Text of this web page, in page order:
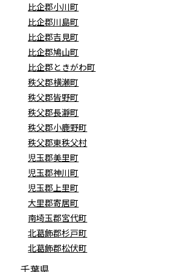
比企郡小川町
比企郡川島町
比企郡吉見町
比企郡鳩山町
比企郡ときがわ町
秩父郡横瀬町
秩父郡皆野町
秩父郡長瀞町
秩父郡小鹿野町
秩父郡東秩父村
児玉郡美里町
児玉郡神川町
児玉郡上里町
大里郡寄居町
南埼玉郡宮代町
北葛飾郡杉戸町
北葛飾郡松伏町
千葉県